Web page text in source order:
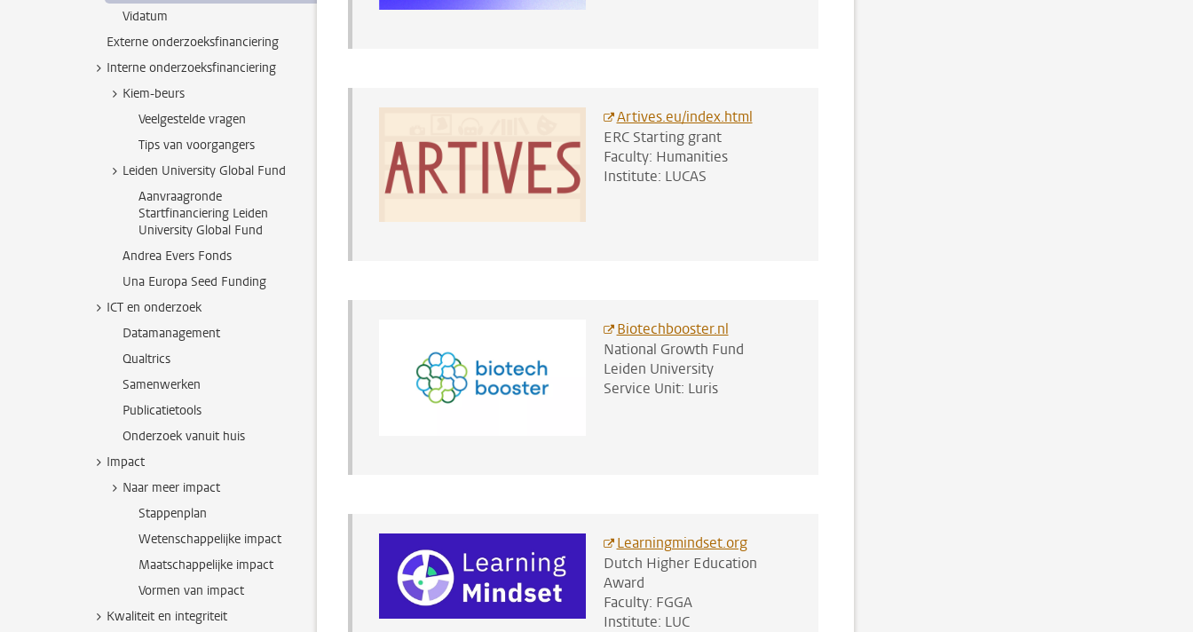
Vidatum
Externe onderzoeksfinanciering
Interne onderzoeksfinanciering
Kiem-beurs
Veelgestelde vragen
Tips van voorgangers
Leiden University Global Fund
Aanvraagronde
Startfinanciering Leiden
University Global Fund
Andrea Evers Fonds
Una Europa Seed Funding
ICT en onderzoek
Datamanagement
Qualtrics
Samenwerken
Publicatietools
Onderzoek vanuit huis
Impact
Naar meer impact
Stappenplan
Wetenschappelijke impact
Maatschappelijke impact
Vormen van impact
Kwaliteit en integriteit
Artives.eu/index.html
ERC Starting grant
Faculty: Humanities
Institute: LUCAS
Biotechbooster.nl
National Growth Fund
Leiden University
Service Unit: Luris
Learningmindset.org
Dutch Higher Education
Award
Faculty: FGGA
Institute: LUC